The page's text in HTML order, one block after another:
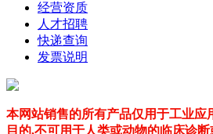
经营资质
人才招聘
快递查询
发票说明
本网站销售的所有产品仅用于工业应
目的,不可用于人类或动物的临床诊